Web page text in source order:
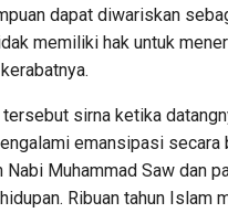
dapat diwariskan
memiliki hak untuk
sirna ketika
emansipasi secara
Nabi Muhammad Saw dan
Ribuan tahun Islam